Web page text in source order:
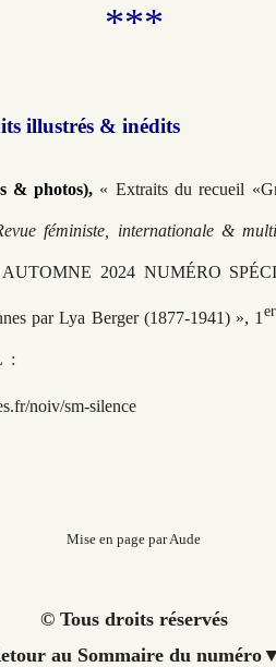
***
illustrés & inédits
& photos), « Extraits du recueil
féministe, internationale &
AUTOMNE 2024 NUMÉRO
par Lya Berger (1877-1941) », 1
:
noiv/sm-silence
Mise en page par Aude
© Tous droits réservés
au Sommaire du numéro